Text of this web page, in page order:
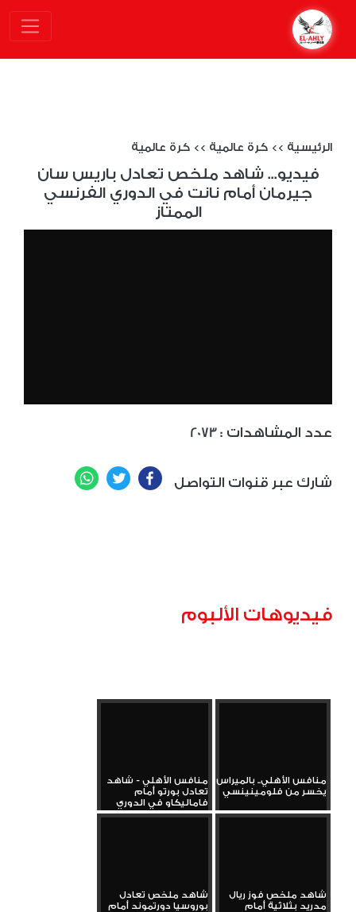
الرئيسية >> كرة عالمية >> كرة عالمية
فيديو... شاهد ملخص تعادل باريس سان
جيرمان أمام نانت في الدوري الفرنسي
الممتاز
2073 : عدد المشاهدات
شارك عبر قنوات التواصل Facebook
Twitter
فيديوهات الألبوم
منافس الأهلي.. بالميراس
يخسر من فلومينينسي
منافس الأهلي - شاهد
تعادل بورتو أمام
فاماليكاو في الدوري
البرتغالي...
شاهد ملخص فوز ريال
مدريد بثلاثية أمام
شاهد ملخص تعادل
بوروسيا دورتموند أمام